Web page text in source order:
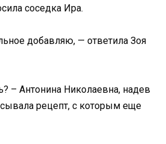
соседка Ира.
добавляю, — ответила Зоя
– Антонина Николаевна, надев
рецепт, с которым еще